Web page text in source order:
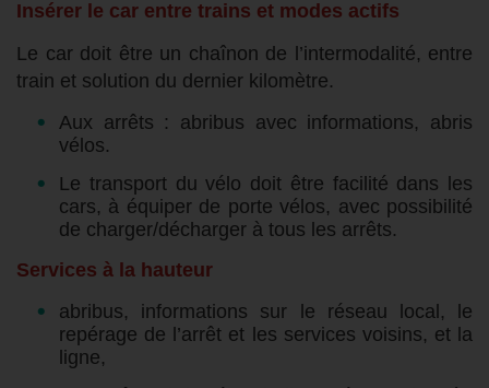
Insérer le car entre trains et modes actifs
Le car doit être un chaînon de l’intermodalité, entre
train et solution du dernier kilomètre.
Aux arrêts : abribus avec informations, abris
vélos.
Le transport du vélo doit être facilité dans les
cars, à équiper de porte vélos, avec possibilité
de charger/décharger à tous les arrêts.
Services à la hauteur
abribus, informations sur le réseau local, le
repérage de l’arrêt et les services voisins, et la
ligne,